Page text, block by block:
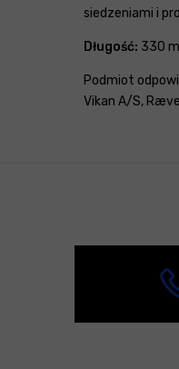
siedzeniami i
Długość: 330
Podmiot
Vikan A/S,